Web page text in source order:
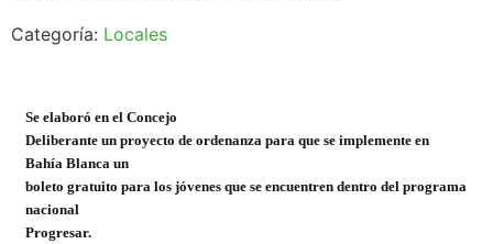
Categoría: Locales
Se elaboró en el Concejo
Deliberante un proyecto de ordenanza para que se implemente en
Bahía Blanca un
boleto gratuito para los jóvenes que se encuentren dentro del programa
nacional
Progresar.